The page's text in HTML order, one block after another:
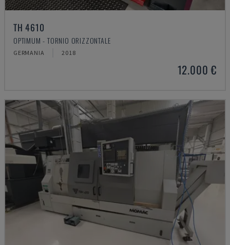
TH 4610
OPTIMUM - TORNIO ORIZZONTALE
GERMANIA 2018
12.000 €